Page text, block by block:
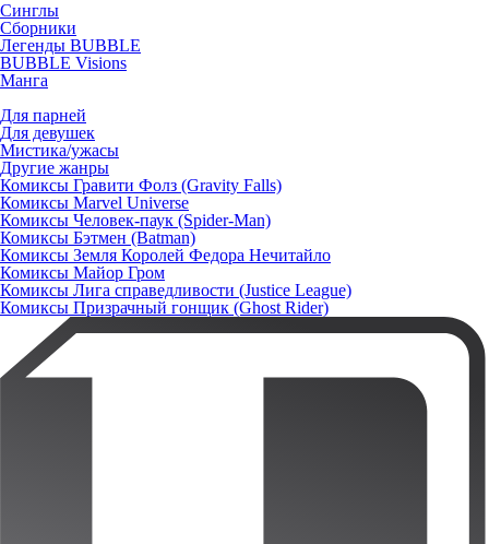
Синглы
Сборники
Легенды BUBBLE
BUBBLE Visions
Манга
Для парней
Для девушек
Мистика/ужасы
Другие жанры
Комиксы Гравити Фолз (Gravity Falls)
Комиксы Marvel Universe
Комиксы Человек-паук (Spider-Man)
Комиксы Бэтмен (Batman)
Комиксы Земля Королей Федора Нечитайло
Комиксы Майор Гром
Комиксы Лига справедливости (Justice League)
Комиксы Призрачный гонщик (Ghost Rider)